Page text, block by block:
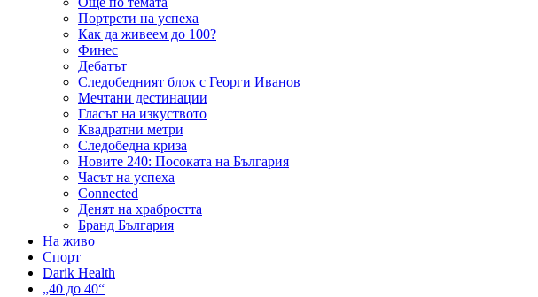
Портрети на успеха
Как да живеем до 100?
Финес
Дебатът
Следобедният блок с Георги Иванов
Мечтани дестинации
Гласът на изкуството
Квадратни метри
Следобедна криза
Новите 240: Посоката на България
Часът на успеха
Connected
Денят на храбростта
Бранд България
На живо
Спорт
Darik Health
„40 до 40“